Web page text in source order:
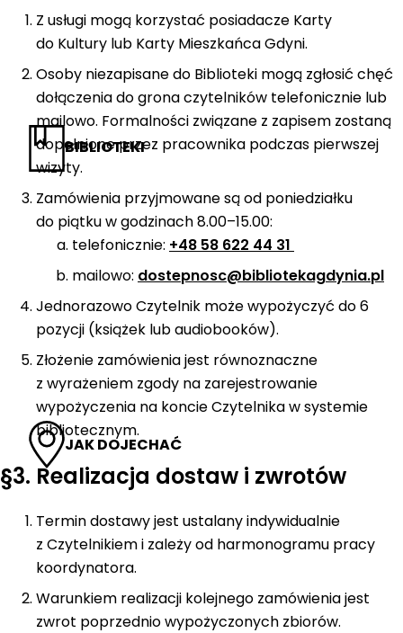
BIBLIOTEKI
JAK DOJECHAĆ
Z usługi mogą korzystać posiadacze Karty
do Kultury lub Karty Mieszkańca Gdyni.
Osoby niezapisane do Biblioteki mogą zgłosić chęć
dołączenia do grona czytelników telefonicznie lub
mailowo. Formalności związane z zapisem zostaną
dopełnione przez pracownika podczas pierwszej
wizyty.
Zamówienia przyjmowane są od poniedziałku
do piątku w godzinach 8.00–15.00:
telefonicznie: +48 58 622 44 31
mailowo: dostepnosc@bibliotekagdynia.pl
Jednorazowo Czytelnik może wypożyczyć do 6
pozycji (książek lub audiobooków).
Złożenie zamówienia jest równoznaczne
z wyrażeniem zgody na zarejestrowanie
wypożyczenia na koncie Czytelnika w systemie
bibliotecznym.
§3. Realizacja dostaw i zwrotów
Termin dostawy jest ustalany indywidualnie
z Czytelnikiem i zależy od harmonogramu pracy
koordynatora.
Warunkiem realizacji kolejnego zamówienia jest
zwrot poprzednio wypożyczonych zbiorów.